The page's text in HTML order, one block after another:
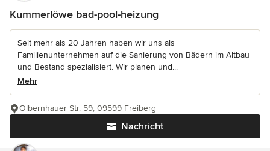
Kummerlöwe bad-pool-heizung
Seit mehr als 20 Jahren haben wir uns als
Familienunternehmen auf die Sanierung von Bädern im Altbau
und Bestand spezialisiert. Wir planen und...
Mehr
Nachricht
Olbernhauer Str. 59, 09599 Freiberg